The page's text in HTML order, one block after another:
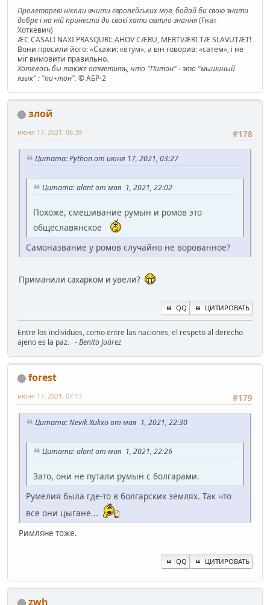
Пролетареві ніколи вчити європейських мов, бодай би свою знати
добре і на ній принести до своєї хати світло знання(Гнат
Хоткевич)
ÆC CASALI NAXI PRASQURI: AHOV CÆRU, MERTVÆRI TÆ SLAVUTÆT!
Вони просили його: «Скажи: кетум», а він говорив: «сатем», і не
міг вимовити правильно.
Хотелось бы также отметить, что "Питон" - это "мышиный
язык" : "пи+тон". © АБР-2
злой
#178
июня 17, 2021, 06:39
Цитата: Python от июня 17, 2021, 03:27
Цитата: alant от мая 1, 2021, 22:02
Похоже, смешивание румын и ромов это
общеславянское
Самоназвание у ромов случайно не ворованное?
Приманили сахарком и увели?
QQ ЦИТИРОВАТЬ
Entre los individuos, como entre las naciones, el respeto al derecho
ajeno es la paz. - Benito Juárez
forest
#179
июня 17, 2021, 07:13
Цитата: Nevik Xukxo от мая 1, 2021, 22:30
Цитата: alant от мая 1, 2021, 22:26
Зато, они не путали румын с болгарами.
Румелия была где-то в болгарских землях. Так что
все они цыгане...
Римляне тоже.
QQ ЦИТИРОВАТЬ
zwh